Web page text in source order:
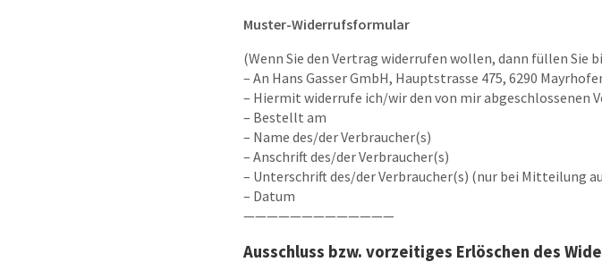
Muster-Widerrufsformular
(Wenn Sie den Vertrag widerrufen wollen, dann füllen Sie
– An Hans Gasser GmbH, Hauptstrasse 475, 6290
– Hiermit widerrufe ich/wir den von mir abgeschlossenen
– Bestellt am
– Name des/der Verbraucher(s)
– Anschrift des/der Verbraucher(s)
– Unterschrift des/der Verbraucher(s) (nur bei Mitteilung
– Datum
—————————————
Ausschluss bzw. vorzeitiges Erlöschen des